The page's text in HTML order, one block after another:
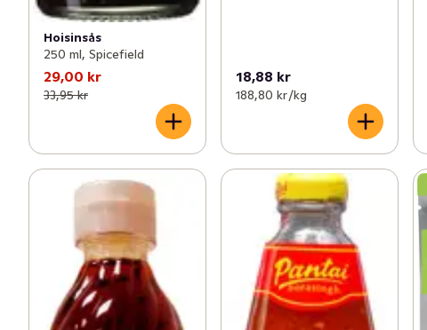
Hoisinsås
250 ml, Spicefield
29,00 kr
33,95 kr
18,88 kr
188,80 kr /kg